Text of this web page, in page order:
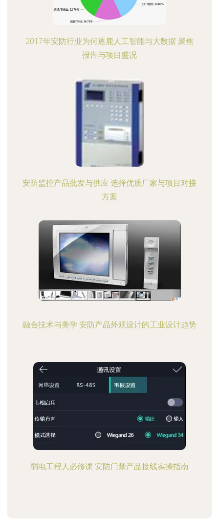
2017年安防行业为何逐鹿人工智能与大数据 聚焦
报告与项目盛况
安防监控产品批发与供应 选择优质厂家与项目对接
方案
融合技术与美学 安防产品外观设计的工业设计趋势
弱电工程人必修课 安防门禁产品接线实操指南